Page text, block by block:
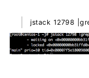
jstack 12798